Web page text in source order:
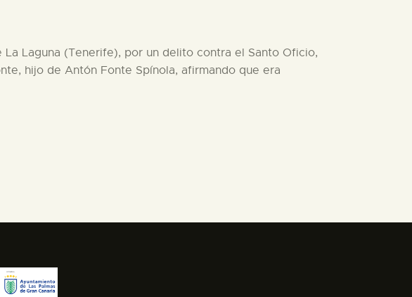
Laguna (Tenerife), por un delito contra el Santo Oficio,
hijo de Antón Fonte Spínola, afirmando que era